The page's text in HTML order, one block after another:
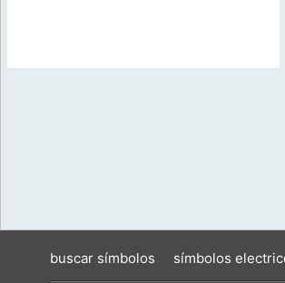
buscar símbolos símbolos